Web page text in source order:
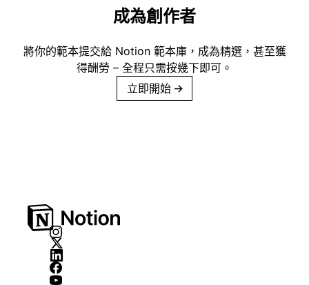
成為創作者
將你的範本提交給 Notion 範本庫，成為精選，甚至獲
得酬勞 – 全程只需按幾下即可。
立即開始 →